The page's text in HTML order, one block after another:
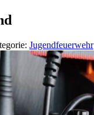
Jugendfeuerwehr